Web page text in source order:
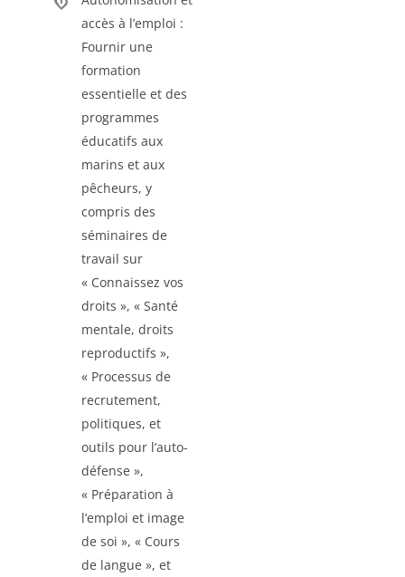
accès à l’emploi :
Fournir une
formation
essentielle et des
programmes
éducatifs aux
marins et aux
pêcheurs, y
compris des
séminaires de
travail sur
« Connaissez vos
droits », « Santé
mentale, droits
reproductifs »,
« Processus de
recrutement,
politiques, et
outils pour l’auto-
défense »,
« Préparation à
l’emploi et image
de soi », « Cours
de langue », et